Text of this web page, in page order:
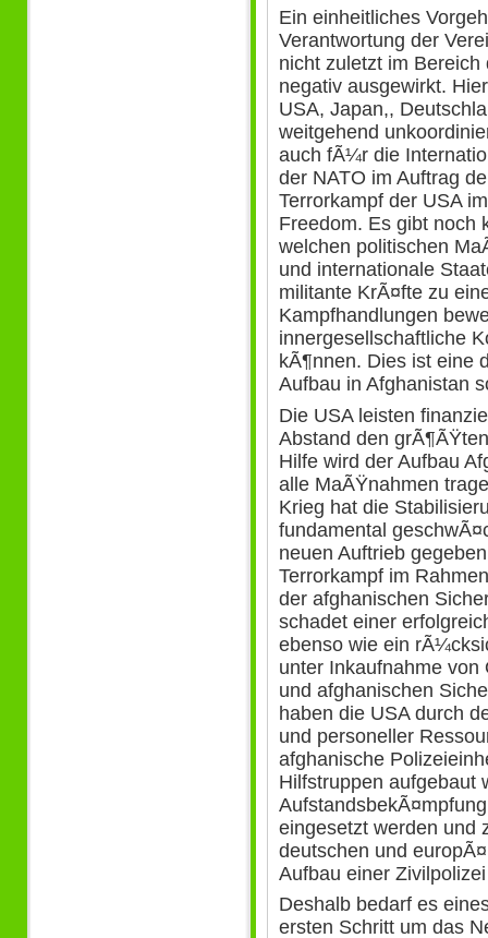
Ein einheitliches
Verantwortung der
nicht zuletzt im
negativ ausgewirkt.
USA, Japan,,
weitgehend
auch fÃ¼r die
der NATO im Auftrag
Terrorkampf der USA
Freedom. Es gibt noch
welchen politischen
und internationale
militante KrÃ¤fte zu
Kampfhandlungen
innergesellschaftliche
kÃ¶nnen. Dies ist eine
Aufbau in Afghanistan
Die USA leisten
Abstand den
Hilfe wird der Aufbau
alle MaÃŸnahmen
Krieg hat die
fundamental
neuen Auftrieb
Terrorkampf im
der afghanischen
schadet einer
ebenso wie ein
unter Inkaufnahme
und afghanischen
haben die USA durch
und personeller
afghanische
Hilfstruppen aufgebaut
eingesetzt werden und
deutschen und
Aufbau einer
Deshalb bedarf es
ersten Schritt um das